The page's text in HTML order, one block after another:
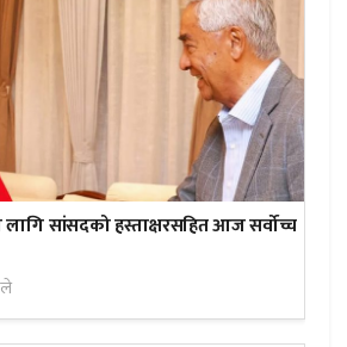
सांसदको हस्ताक्षरसहित आज सर्वोच्च